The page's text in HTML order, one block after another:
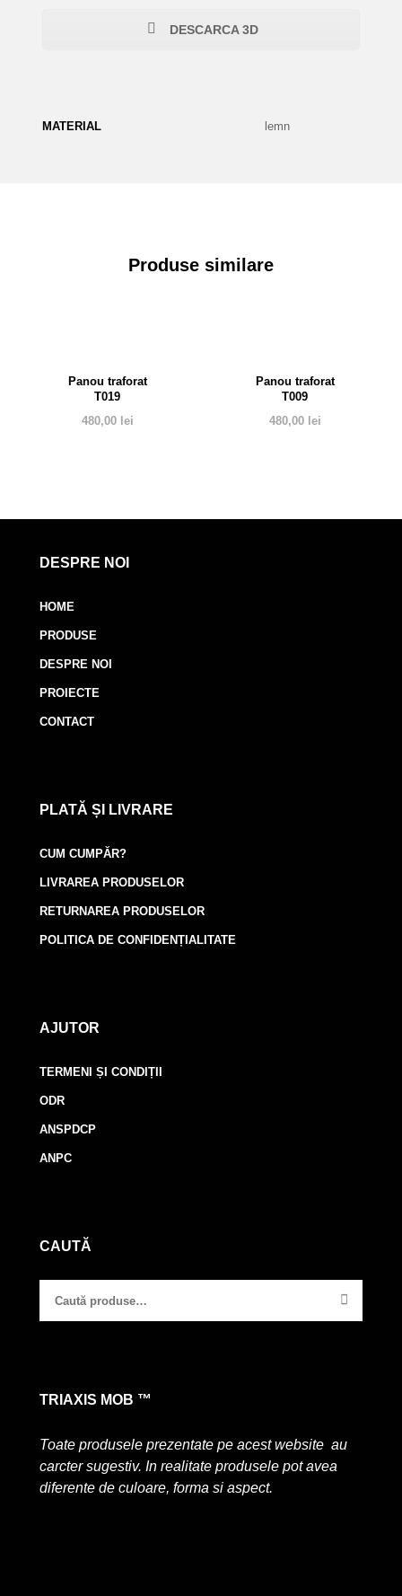
DESCARCA 3D
MATERIAL lemn
Produse similare
Panou traforat
T019
480,00 lei
Panou traforat
T009
480,00 lei
DESPRE NOI
HOME
PRODUSE
DESPRE NOI
PROIECTE
CONTACT
PLATĂ ȘI LIVRARE
CUM CUMPĂR?
LIVRAREA PRODUSELOR
RETURNAREA PRODUSELOR
POLITICA DE CONFIDENȚIALITATE
AJUTOR
TERMENI ȘI CONDIȚII
ODR
ANSPDCP
ANPC
CAUTĂ
TRIAXIS MOB ™
Toate produsele prezentate pe acest website au
carcter sugestiv. In realitate produsele pot avea
diferente de culoare, forma si aspect.